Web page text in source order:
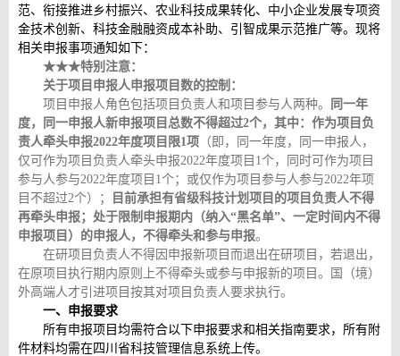
范、衔接推进乡村振兴、农业科技成果转化、中小企业发展专项资
金技术创新、科技金融融资成本补助、引智成果示范推广等。现将
相关申报事项通知如下：
★★★特别注意：
关于项目申报人申报项目数的控制：
项目申报人角色包括项目负责人和项目参与人两种。
同一年
度，同一申报人新申报项目总数不得超过2个，其中：作为项目负
责人牵头申报2022年度项目限1项 （即，同一年度，同一申报人，
仅可作为项目负责人牵头申报2022年度项目1个，同时可作为项目
参与人参与2022年度项目1个；或仅作为项目参与人参与2022年项
目不超过2个）；
目前承担有省级科技计划项目的项目负责人不得
再牵头申报；处于限制申报期内（纳入“黑名单”、一定时间内不得
申报项目）的申报人，不得牵头和参与申报。
在研项目负责人不得因申报新项目而退出在研项目，若退出，
在原项目执行期内原则上不得牵头或参与申报新的项目。国（境）
外高端人才引进项目按其对项目负责人要求执行。
一、申报要求
所有申报项目均需符合以下申报要求和相关指南要求，所有附
件材料均需在四川省科技管理信息系统上传。